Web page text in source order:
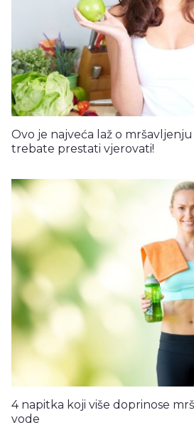
Ovo je najveća laž o
trebate prestati vjerovati!
4 napitka koji više doprinose
vode